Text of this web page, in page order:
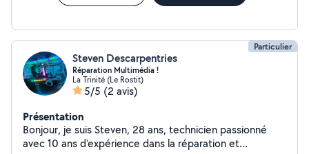
Particulier
Steven Descarpentries
Réparation Multimédia !
La Trinité (Le Rostit)
5/5 (2 avis)
Présentation
Bonjour, je suis Steven, 28 ans, technicien passionné
avec 10 ans d'expérience dans la réparation et